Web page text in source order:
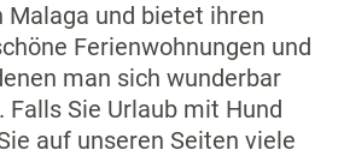
Malaga und bietet ihren
Ferienwohnungen und
man sich wunderbar
Falls Sie Urlaub mit Hund
auf unseren Seiten viele